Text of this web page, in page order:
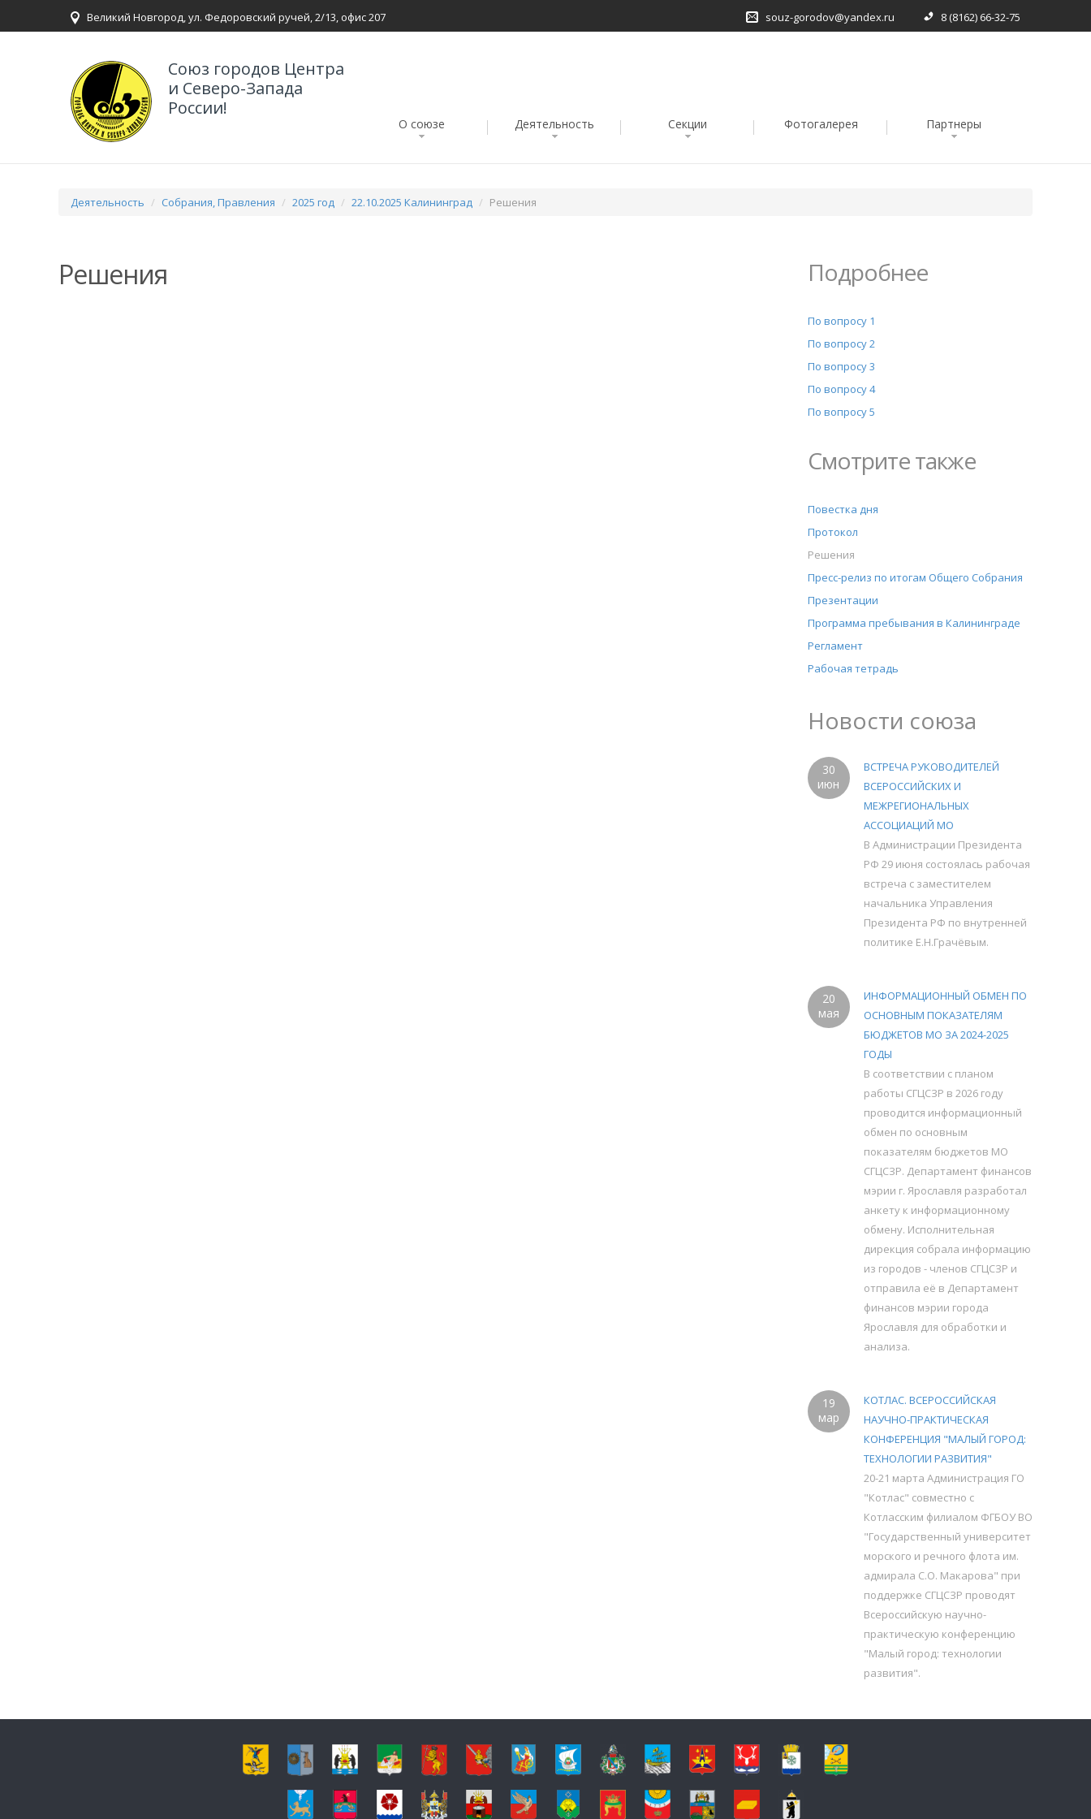
Великий Новгород, ул. Федоровский ручей, 2/13, офис 207 souz-gorodov@yandex.ru 8 (8162) 66-32-75
Союз городов Центра
и Северо-Запада
России!
О союзе Деятельность Секции Фотогалерея Партнеры
Деятельность Собрания, Правления 2025 год 22.10.2025 Калининград Решения
Решения Подробнее
По вопросу 1
По вопросу 2
По вопросу 3
По вопросу 4
По вопросу 5
Смотрите также
Повестка дня
Протокол
Решения
Пресс-релиз по итогам Общего Собрания
Презентации
Программа пребывания в Калининграде
Регламент
Рабочая тетрадь
Новости союза
30
июн
ВСТРЕЧА РУКОВОДИТЕЛЕЙ
ВСЕРОССИЙСКИХ И
МЕЖРЕГИОНАЛЬНЫХ
АССОЦИАЦИЙ МО
В Администрации Президента
РФ 29 июня состоялась рабочая
встреча с заместителем
начальника Управления
Президента РФ по внутренней
политике Е.Н.Грачёвым.
20
мая
ИНФОРМАЦИОННЫЙ ОБМЕН ПО
ОСНОВНЫМ ПОКАЗАТЕЛЯМ
БЮДЖЕТОВ МО ЗА 2024-2025
ГОДЫ
В соответствии с планом
работы СГЦСЗР в 2026 году
проводится информационный
обмен по основным
показателям бюджетов МО
СГЦСЗР. Департамент финансов
мэрии г. Ярославля разработал
анкету к информационному
обмену. Исполнительная
дирекция собрала информацию
из городов - членов СГЦСЗР и
отправила её в Департамент
финансов мэрии города
Ярославля для обработки и
анализа.
19
мар
КОТЛАС. ВСЕРОССИЙСКАЯ
НАУЧНО-ПРАКТИЧЕСКАЯ
КОНФЕРЕНЦИЯ "МАЛЫЙ ГОРОД:
ТЕХНОЛОГИИ РАЗВИТИЯ"
20-21 марта Администрация ГО
"Котлас" совместно с
Котласским филиалом ФГБОУ ВО
"Государственный университет
морского и речного флота им.
адмирала С.О. Макарова" при
поддержке СГЦСЗР проводят
Всероссийскую научно-
практическую конференцию
"Малый город: технологии
развития".